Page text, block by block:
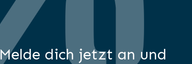
Melde dich jetzt an und